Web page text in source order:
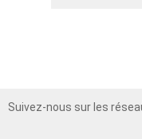
Suivez-nous sur les